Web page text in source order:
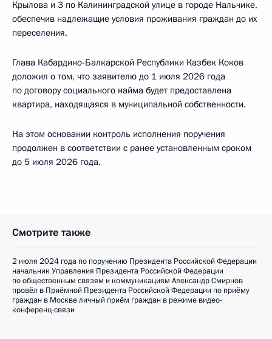
Крылова и 3 по Калининградской улице в городе Нальчике,
обеспечив надлежащие условия проживания граждан до их
переселения.
Глава Кабардино-Балкарской Республики Казбек Коков
доложил о том, что заявителю до 1 июля 2026 года
по договору социального найма будет предоставлена
квартира, находящаяся в муниципальной собственности.
На этом основании контроль исполнения поручения
продолжен в соответствии с ранее установленным сроком
до 5 июля 2026 года.
Смотрите также
2 июля 2024 года по поручению Президента Российской Федерации
начальник Управления Президента Российской Федерации
по общественным связям и коммуникациям Александр Смирнов
провёл в Приёмной Президента Российской Федерации по приёму
граждан в Москве личный приём граждан в режиме видео-
конференц-связи